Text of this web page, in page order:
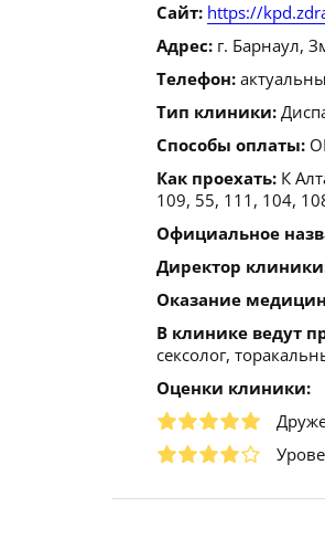
Сайт: https://
Адрес: г. Барнаул,
Телефон:
Тип клиники:
Способы оплаты:
Как проехать: К
109, 55, 111, 104,
Официальное
Директор
Оказание
В клинике ведут
сексолог,
Оценки клиники: